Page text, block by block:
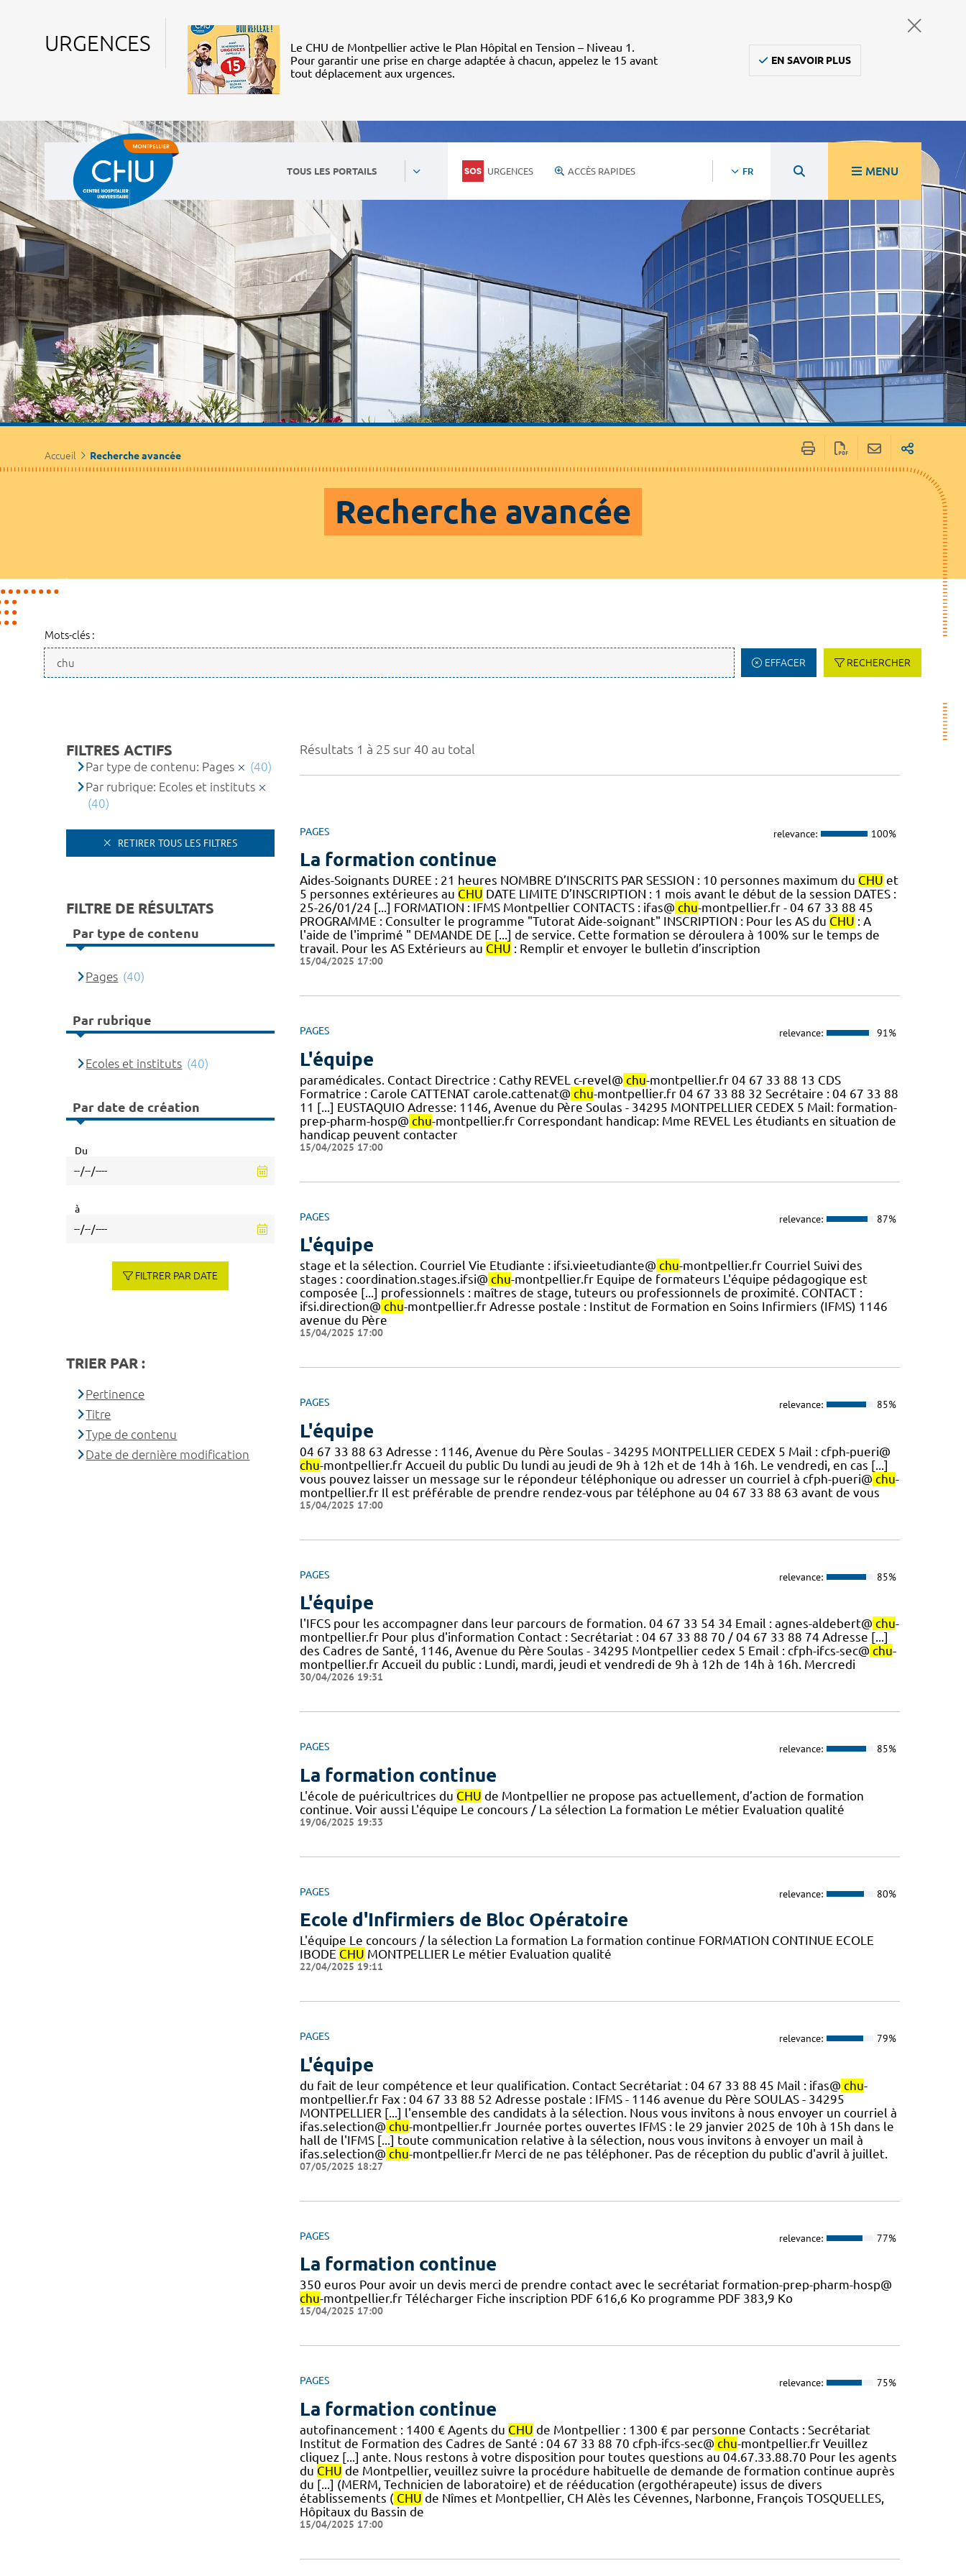
URGENCES
Le CHU de Montpellier active le Plan Hôpital en Tension – Niveau 1.
Pour garantir une prise en charge adaptée à chacun, appelez le 15 avant
tout déplacement aux urgences.
EN SAVOIR PLUS
TOUS LES PORTAILS URGENCES ACCÈS RAPIDES FR MENU
Accueil Recherche avancée
Recherche avancée
Mots-clés :
EFFACER RECHERCHER
Résultats 1 à 25 sur 40 au total
PAGES relevance: 100%
La formation continue
Aides-Soignants DUREE : 21 heures NOMBRE D’INSCRITS PAR SESSION : 10 personnes maximum du CHU et
5 personnes extérieures au CHU DATE LIMITE D’INSCRIPTION : 1 mois avant le début de la session DATES :
25-26/01/24 [...] FORMATION : IFMS Montpellier CONTACTS : ifas@ chu-montpellier.fr - 04 67 33 88 45
PROGRAMME : Consulter le programme "Tutorat Aide-soignant" INSCRIPTION : Pour les AS du CHU : A
l'aide de l'imprimé " DEMANDE DE [...] de service. Cette formation se déroulera à 100% sur le temps de
travail. Pour les AS Extérieurs au CHU : Remplir et envoyer le bulletin d’inscription
15/04/2025 17:00
PAGES relevance: 91%
L'équipe
paramédicales. Contact Directrice : Cathy REVEL c-revel@ chu-montpellier.fr 04 67 33 88 13 CDS
Formatrice : Carole CATTENAT carole.cattenat@ chu-montpellier.fr 04 67 33 88 32 Secrétaire : 04 67 33 88
11 [...] EUSTAQUIO Adresse: 1146, Avenue du Père Soulas - 34295 MONTPELLIER CEDEX 5 Mail: formation-
prep-pharm-hosp@ chu-montpellier.fr Correspondant handicap: Mme REVEL Les étudiants en situation de
handicap peuvent contacter
15/04/2025 17:00
PAGES relevance: 87%
L'équipe
stage et la sélection. Courriel Vie Etudiante : ifsi.vieetudiante@ chu-montpellier.fr Courriel Suivi des
stages : coordination.stages.ifsi@ chu-montpellier.fr Equipe de formateurs L'équipe pédagogique est
composée [...] professionnels : maîtres de stage, tuteurs ou professionnels de proximité. CONTACT :
ifsi.direction@ chu-montpellier.fr Adresse postale : Institut de Formation en Soins Infirmiers (IFMS) 1146
avenue du Père
15/04/2025 17:00
PAGES relevance: 85%
L'équipe
04 67 33 88 63 Adresse : 1146, Avenue du Père Soulas - 34295 MONTPELLIER CEDEX 5 Mail : cfph-pueri@
chu-montpellier.fr Accueil du public Du lundi au jeudi de 9h à 12h et de 14h à 16h. Le vendredi, en cas [...]
vous pouvez laisser un message sur le répondeur téléphonique ou adresser un courriel à cfph-pueri@ chu-
montpellier.fr Il est préférable de prendre rendez-vous par téléphone au 04 67 33 88 63 avant de vous
15/04/2025 17:00
PAGES relevance: 85%
L'équipe
l'IFCS pour les accompagner dans leur parcours de formation. 04 67 33 54 34 Email : agnes-aldebert@ chu-
montpellier.fr Pour plus d'information Contact : Secrétariat : 04 67 33 88 70 / 04 67 33 88 74 Adresse [...]
des Cadres de Santé, 1146, Avenue du Père Soulas - 34295 Montpellier cedex 5 Email : cfph-ifcs-sec@ chu-
montpellier.fr Accueil du public : Lundi, mardi, jeudi et vendredi de 9h à 12h de 14h à 16h. Mercredi
30/04/2026 19:31
PAGES relevance: 85%
La formation continue
L'école de puéricultrices du CHU de Montpellier ne propose pas actuellement, d’action de formation
continue. Voir aussi L'équipe Le concours / La sélection La formation Le métier Evaluation qualité
19/06/2025 19:33
PAGES relevance: 80%
Ecole d'Infirmiers de Bloc Opératoire
L'équipe Le concours / la sélection La formation La formation continue FORMATION CONTINUE ECOLE
IBODE CHU MONTPELLIER Le métier Evaluation qualité
22/04/2025 19:11
PAGES relevance: 79%
L'équipe
du fait de leur compétence et leur qualification. Contact Secrétariat : 04 67 33 88 45 Mail : ifas@ chu-
montpellier.fr Fax : 04 67 33 88 52 Adresse postale : IFMS - 1146 avenue du Père SOULAS - 34295
MONTPELLIER [...] l'ensemble des candidats à la sélection. Nous vous invitons à nous envoyer un courriel à
ifas.selection@ chu-montpellier.fr Journée portes ouvertes IFMS : le 29 janvier 2025 de 10h à 15h dans le
hall de l'IFMS [...] toute communication relative à la sélection, nous vous invitons à envoyer un mail à
ifas.selection@ chu-montpellier.fr Merci de ne pas téléphoner. Pas de réception du public d'avril à juillet.
07/05/2025 18:27
PAGES relevance: 77%
La formation continue
350 euros Pour avoir un devis merci de prendre contact avec le secrétariat formation-prep-pharm-hosp@
chu-montpellier.fr Télécharger Fiche inscription PDF 616,6 Ko programme PDF 383,9 Ko
15/04/2025 17:00
PAGES relevance: 75%
La formation continue
autofinancement : 1400 € Agents du CHU de Montpellier : 1300 € par personne Contacts : Secrétariat
Institut de Formation des Cadres de Santé : 04 67 33 88 70 cfph-ifcs-sec@ chu-montpellier.fr Veuillez
cliquez [...] ante. Nous restons à votre disposition pour toutes questions au 04.67.33.88.70 Pour les agents
du CHU de Montpellier, veuillez suivre la procédure habituelle de demande de formation continue auprès
du [...] (MERM, Technicien de laboratoire) et de rééducation (ergothérapeute) issus de divers
établissements ( CHU de Nîmes et Montpellier, CH Alès les Cévennes, Narbonne, François TOSQUELLES,
Hôpitaux du Bassin de
15/04/2025 17:00
FILTRES ACTIFS
Par type de contenu: Pages
(40)
Par rubrique: Ecoles et instituts
(40)
RETIRER TOUS LES FILTRES
FILTRE DE RÉSULTATS
Par type de contenu
Pages (40)
Par rubrique
Ecoles et instituts (40)
Par date de création
Du
à
FILTRER PAR DATE
TRIER PAR :
Pertinence
Titre
Type de contenu
Date de dernière modification